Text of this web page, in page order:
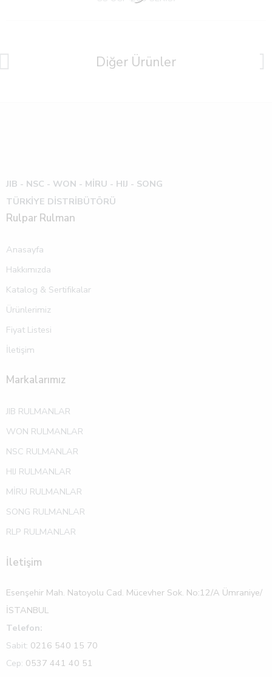
Diğer Ürünler
JIB - NSC - WON - MİRU - HIJ - SONG
TÜRKİYE DİSTRİBÜTÖRÜ
Rulpar Rulman
Anasayfa
Hakkımızda
Katalog & Sertifikalar
Ürünlerimiz
Fiyat Listesi
İletişim
Markalarımız
JIB RULMANLAR
WON RULMANLAR
NSC RULMANLAR
HIJ RULMANLAR
MİRU RULMANLAR
SONG RULMANLAR
RLP RULMANLAR
İletişim
Esenşehir Mah. Natoyolu Cad. Mücevher Sok. No:12/A Ümraniye/
İSTANBUL
Telefon:
Sabit: 0216 540 15 70
Cep: 0537 441 40 51